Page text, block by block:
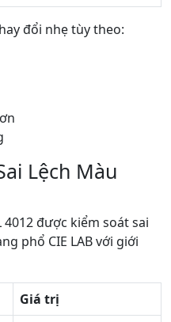
đổi nhẹ tùy theo:
Lệch Màu
4012 được kiểm soát sai
phổ CIE LAB với giới
Giá trị